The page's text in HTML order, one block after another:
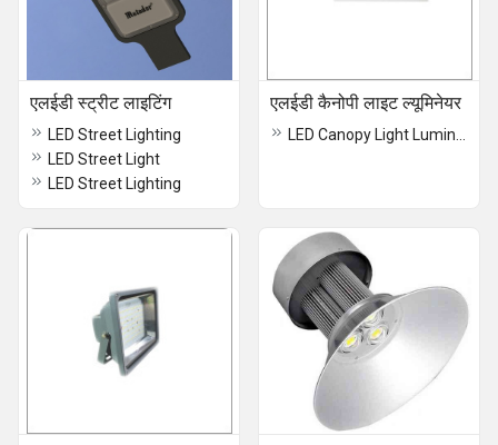
एलईडी स्ट्रीट लाइटिंग
LED Street Lighting
LED Street Light
LED Street Lighting
एलईडी कैनोपी लाइट ल्यूमिनेयर